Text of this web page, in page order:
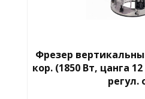
Фрезер
кор. (1850 Вт, цанга
регул.